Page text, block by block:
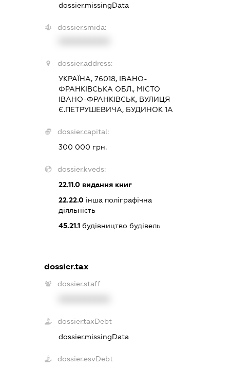
dossier.missingData
dossier.smida:
dossier.address:
УКРАЇНА, 76018, ІВАНО-
ФРАНКІВСЬКА ОБЛ., МІСТО
ІВАНО-ФРАНКІВСЬК, ВУЛИЦЯ
Є.ПЕТРУШЕВИЧА, БУДИНОК 1А
dossier.capital:
300 000 грн.
dossier.kveds:
22.11.0 видання книг
22.22.0 інша поліграфічна
діяльність
45.21.1 будівництво будівель
dossier.tax
dossier.staff
dossier.taxDebt
dossier.missingData
dossier.esvDebt